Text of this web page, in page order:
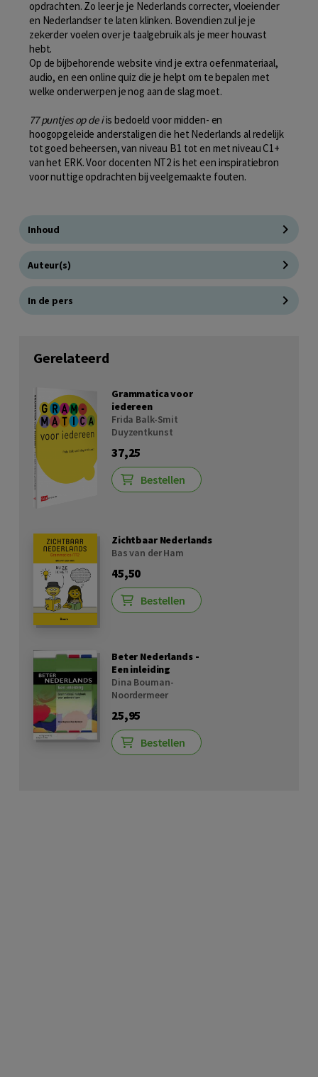
opdrachten. Zo leer je je Nederlands correcter, vloeiender
en Nederlandser te laten klinken. Bovendien zul je je
zekerder voelen over je taalgebruik als je meer houvast
hebt.
Op de bijbehorende website vind je extra oefenmateriaal,
audio, en een online quiz die je helpt om te bepalen met
welke onderwerpen je nog aan de slag moet.
77 puntjes op de iis bedoeld voor midden- en
hoogopgeleide anderstaligen die het Nederlands al redelijk
tot goed beheersen, van niveau B1 tot en met niveau C1+
van het ERK. Voor docenten NT2 is het een inspiratiebron
voor nuttige opdrachten bij veelgemaakte fouten.
Inhoud
Auteur(s)
In de pers
Gerelateerd
Grammatica voor
iedereen
Frida Balk-Smit
Duyzentkunst
37,25
Bestellen
Zichtbaar Nederlands
Bas van der Ham
45,50
Bestellen
Beter Nederlands -
Een inleiding
Dina Bouman-
Noordermeer
25,95
Bestellen